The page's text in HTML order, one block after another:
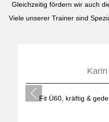
Gleichzeitig fördern wir auch
Viele unserer Trainer sind
Fit Ü60, kräftig &